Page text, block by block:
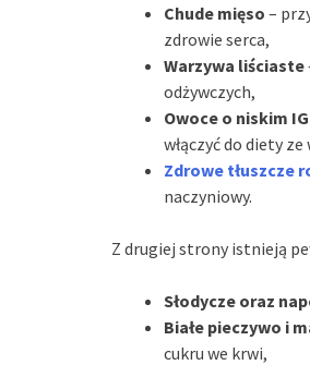
Chude mięso –
zdrowie serca,
Warzywa liściaste
odżywczych,
Owoce o niskim IG
włączyć do diety
Zdrowe tłuszcze
naczyniowy.
Z drugiej strony istnieją
Słodycze oraz
Białe pieczywo i
cukru we krwi,